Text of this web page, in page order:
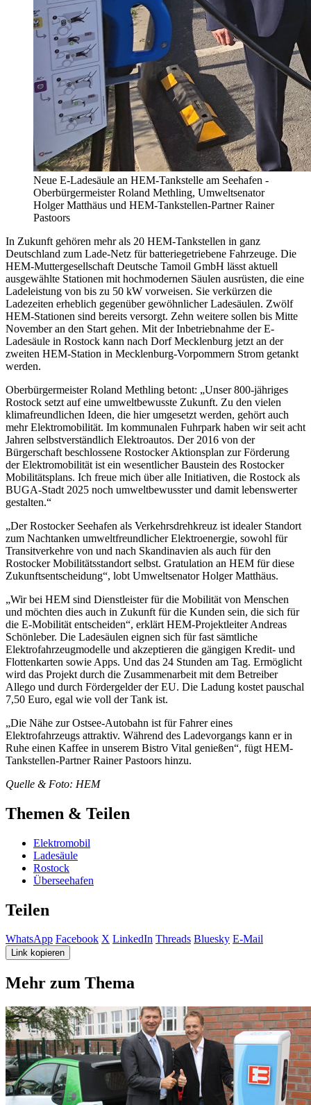
Neue E-Ladesäule an HEM-Tankstelle am Seehafen -
Oberbürgermeister Roland Methling, Umweltsenator
Holger Matthäus und HEM-Tankstellen-Partner Rainer
Pastoors
In Zukunft gehören mehr als 20 HEM-Tankstellen in ganz
Deutschland zum Lade-Netz für batteriegetriebene Fahrzeuge. Die
HEM-Muttergesellschaft Deutsche Tamoil GmbH lässt aktuell
ausgewählte Stationen mit hochmodernen Säulen ausrüsten, die eine
Ladeleistung von bis zu 50 kW vorweisen. Sie verkürzen die
Ladezeiten erheblich gegenüber gewöhnlicher Ladesäulen. Zwölf
HEM-Stationen sind bereits versorgt. Zehn weitere sollen bis Mitte
November an den Start gehen. Mit der Inbetriebnahme der E-
Ladesäule in Rostock kann nach Dorf Mecklenburg jetzt an der
zweiten HEM-Station in Mecklenburg-Vorpommern Strom getankt
werden.
Oberbürgermeister Roland Methling betont: „Unser 800-jähriges
Rostock setzt auf eine umweltbewusste Zukunft. Zu den vielen
klimafreundlichen Ideen, die hier umgesetzt werden, gehört auch
mehr Elektromobilität. Im kommunalen Fuhrpark haben wir seit acht
Jahren selbstverständlich Elektroautos. Der 2016 von der
Bürgerschaft beschlossene Rostocker Aktionsplan zur Förderung
der Elektromobilität ist ein wesentlicher Baustein des Rostocker
Mobilitätsplans. Ich freue mich über alle Initiativen, die Rostock als
BUGA-Stadt 2025 noch umweltbewusster und damit lebenswerter
gestalten.“
„Der Rostocker Seehafen als Verkehrsdrehkreuz ist idealer Standort
zum Nachtanken umweltfreundlicher Elektroenergie, sowohl für
Transitverkehre von und nach Skandinavien als auch für den
Rostocker Mobilitätsstandort selbst. Gratulation an HEM für diese
Zukunftsentscheidung“, lobt Umweltsenator Holger Matthäus.
„Wir bei HEM sind Dienstleister für die Mobilität von Menschen
und möchten dies auch in Zukunft für die Kunden sein, die sich für
die E-Mobilität entscheiden“, erklärt HEM-Projektleiter Andreas
Schönleber. Die Ladesäulen eignen sich für fast sämtliche
Elektrofahrzeugmodelle und akzeptieren die gängigen Kredit- und
Flottenkarten sowie Apps. Und das 24 Stunden am Tag. Ermöglicht
wird das Projekt durch die Zusammenarbeit mit dem Betreiber
Allego und durch Fördergelder der EU. Die Ladung kostet pauschal
7,50 Euro, egal wie voll der Tank ist.
„Die Nähe zur Ostsee-Autobahn ist für Fahrer eines
Elektrofahrzeugs attraktiv. Während des Ladevorgangs kann er in
Ruhe einen Kaffee in unserem Bistro Vital genießen“, fügt HEM-
Tankstellen-Partner Rainer Pastoors hinzu.
Quelle & Foto: HEM
Themen & Teilen
Elektromobil
Ladesäule
Rostock
Überseehafen
Teilen
WhatsApp Facebook X LinkedIn Threads Bluesky E-Mail
Link kopieren
Mehr zum Thema